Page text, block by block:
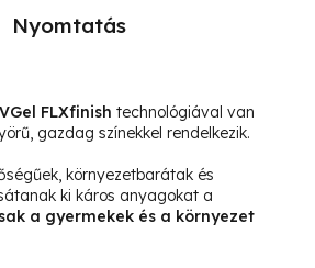
Nyomtatás
FLXfinish technológiával van
gazdag színekkel rendelkezik.
környezetbarátak és
ki káros anyagokat a
a gyermekek és a környezet